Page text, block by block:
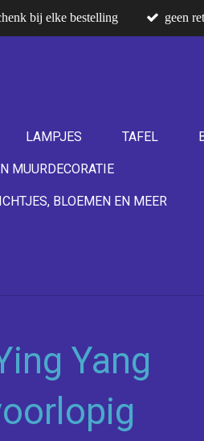
bij elke bestelling geen
LAMPJES TAFEL
MUURDECORATIE
BLOEMEN EN MEER
Yang